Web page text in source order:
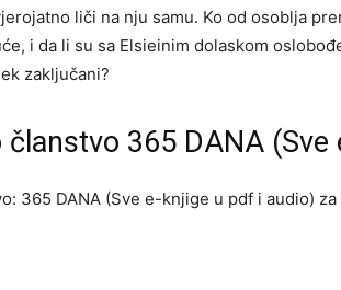
liči na nju samu. Ko od osoblja
i da li su sa Elsieinim dolaskom
zaključani?
članstvo 365 DANA
365 DANA (Sve e-knjige u pdf i audio)